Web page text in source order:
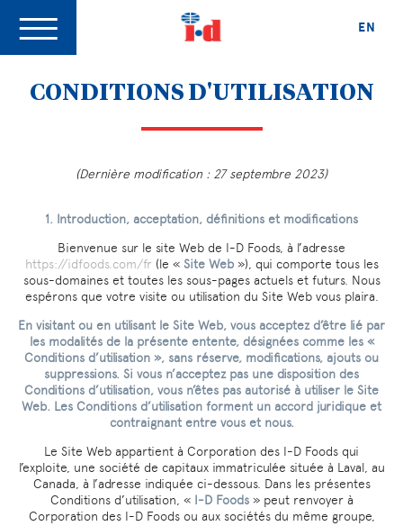
EN
CONDITIONS D'UTILISATION
(Dernière modification : 27 septembre 2023)
1. Introduction, acceptation, définitions et modifications
Bienvenue sur le site Web de I-D Foods, à l’adresse
https://idfoods.com/fr (le « Site Web»), qui comporte tous les
sous-domaines et toutes les sous-pages actuels et futurs. Nous
espérons que votre visite ou utilisation du Site Web vous plaira.
En visitant ou en utilisant le Site Web, vous acceptez d’être lié par
les modalités de la présente entente, désignées comme les «
Conditions d’utilisation », sans réserve, modifications, ajouts ou
suppressions. Si vous n’acceptez pas une disposition des
Conditions d’utilisation, vous n’êtes pas autorisé à utiliser le Site
Web. Les Conditions d’utilisation forment un accord juridique et
contraignant entre vous et nous.
Le Site Web appartient à Corporation des I-D Foods qui
l’exploite, une société de capitaux immatriculée située à Laval, au
Canada, à l’adresse indiquée ci-dessous. Dans les présentes
Conditions d’utilisation, « I-D Foods» peut renvoyer à
Corporation des I-D Foods ou aux sociétés du même groupe,